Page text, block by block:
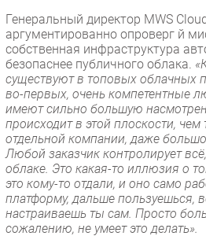
Генеральный директор MWS
аргументированно опроверг й
собственная инфраструктура
безопаснее публичного облака.
существуют в топовых облачных
во-первых, очень компетентные
имеют сильно большую
происходит в этой плоскости, чем
отдельной компании, даже
Любой заказчик контролирует
облаке. Это какая-то иллюзия о
это кому-то отдали, и оно само
платформу, дальше пользуешься,
настраиваешь ты сам. Просто
сожалению, не умеет это делать».